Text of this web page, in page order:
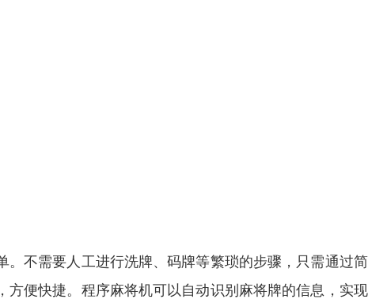
不需要人工进行洗牌、码牌等繁琐的步骤，只需通过
便快捷。程序麻将机可以自动识别麻将牌的信息，实